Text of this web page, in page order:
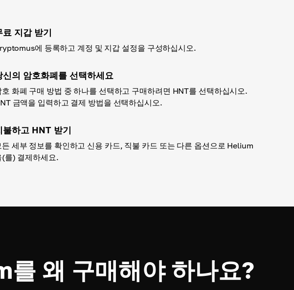
료 지갑 받기
에 등록하고 계정 및 지갑 설정을 구성하십시오.
신의 암호화폐를 선택하세요
호 화폐 구매 방법 중 하나를 선택하고 구매하려면 HNT를 선택하십시오.
금액을 입력하고 결제 방법을 선택하십시오.
불하고 HNT 받기
든 세부 정보를 확인하고 신용 카드, 직불 카드 또는 다른 옵션으로 Helium
(를) 결제하세요.
왜 구매해야 하나요?